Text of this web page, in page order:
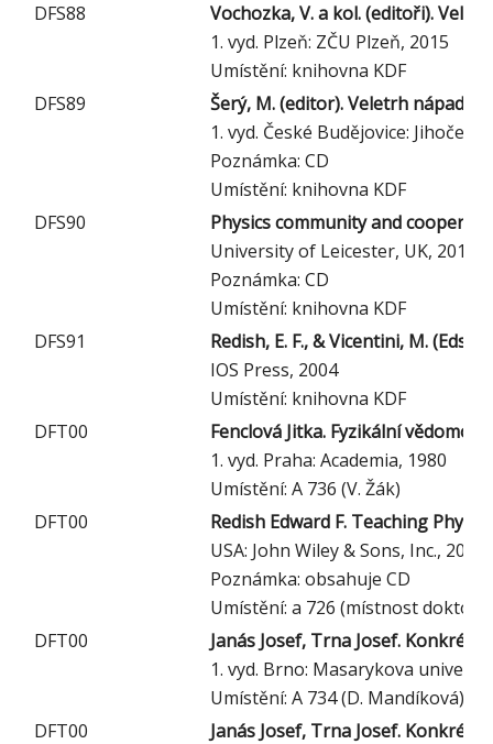
DFS88
Vochozka, V. a kol. (editoři).
1. vyd. Plzeň: ZČU Plzeň, 2015
Umístění: knihovna KDF
DFS89
Šerý, M. (editor). Veletrh nápadů
1. vyd. České Budějovice:
Poznámka: CD
Umístění: knihovna KDF
DFS90
Physics community and
University of Leicester, UK, 2010
Poznámka: CD
Umístění: knihovna KDF
DFS91
Redish, E. F., & Vicentini, M.
IOS Press, 2004
Umístění: knihovna KDF
DFT00
Fenclová Jitka. Fyzikální
1. vyd. Praha: Academia, 1980
Umístění: A 736 (V. Žák)
DFT00
Redish Edward F. Teaching
USA: John Wiley & Sons, Inc., 2003
Poznámka: obsahuje CD
Umístění: a 726 (místnost
DFT00
Janás Josef, Trna Josef.
1. vyd. Brno: Masarykova
Umístění: A 734 (D. Mandíková)
DFT00
Janás Josef, Trna Josef.